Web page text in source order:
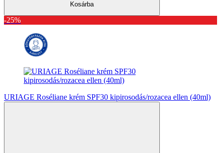
Kosárba
-25%
URIAGE Roséliane krém SPF30 kipirosodás/rozacea ellen (40ml)